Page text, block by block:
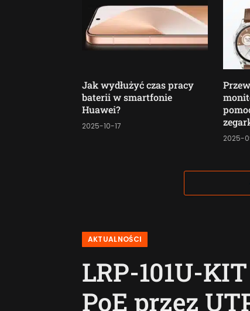
Jak wydłużyć czas pracy
baterii w smartfonie
Huawei?
2025-10-17
2025-
AKTUALNOŚCI
LRP-101U-
PoE przez